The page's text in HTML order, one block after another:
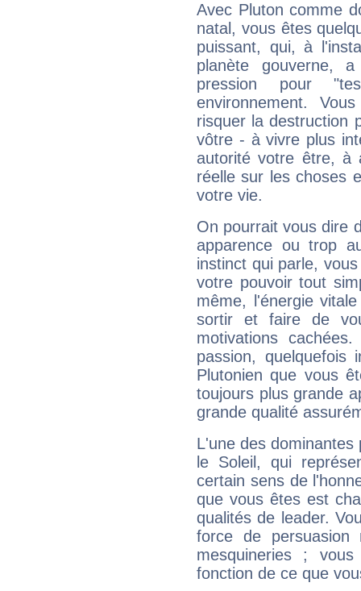
Avec Pluton comme
natal, vous êtes
puissant, qui, à
planète gouverne,
pression pour
environnement.
risquer la destruction
vôtre - à vivre plus
autorité votre être, à
réelle sur les choses
votre vie.
On pourrait vous dire
apparence ou trop
instinct qui parle,
votre pouvoir tout
même, l'énergie
sortir et faire de
motivations
passion, quelquefois
Plutonien que vous
toujours plus grande
grande qualité
L'une des
le Soleil, qui
certain sens de
que vous êtes est
qualités de leader.
force de
mesquineries ;
fonction de ce que